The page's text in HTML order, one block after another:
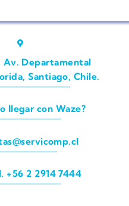
Av. Departamental
Santiago, Chile.
llegar con Waze?
+56 2 2914 7444